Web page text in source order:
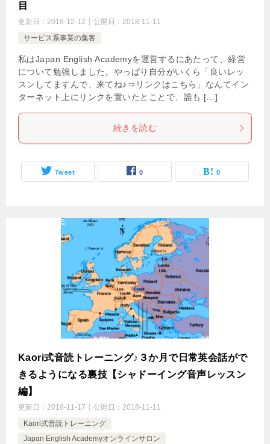
目
更新日： 2018-12-12 公開日： 2018-11-11
サービス系事業の集客
私はJapan English Academyを運営するにあたって、経営
について勉強しました。やっぱり自分がいくら「良いレッ
スンしてますんで、来てね♪⇒リンクはこちら」なんてイン
ターネット上にリンクを置いたとことで、誰も […]
続きを読む
Tweet 0 0
Kaori式音読トレーニング♪３か月で日常英会話がで
きるようになる裏技【シャドーイング音声レッスン
編】
更新日： 2018-11-17 公開日： 2018-11-11
Kaori式音読トレーニング
Japan English Academyオンラインサロン